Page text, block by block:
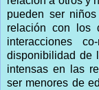
pueden ser
relación con los
interacciones
disponibilidad de
intensas en las
ser menores de